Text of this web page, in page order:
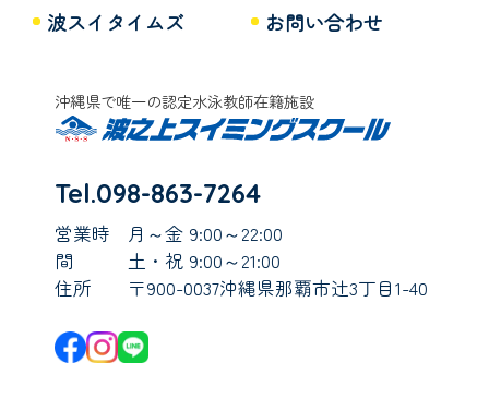
波スイタイムズ
お問い合わせ
沖縄県で唯一の認定水泳教師在籍施設
Tel.098-863-7264
営業時
間
月～金 9:00～22:00
土・祝 9:00～21:00
住所
〒900-0037沖縄県那覇市辻3丁目1-40